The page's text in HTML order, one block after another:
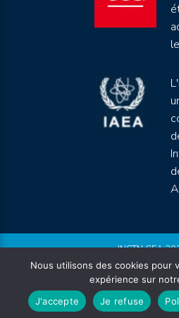
INSTN CEA
Politique de protection
Règlement intérieur
Site by
Nous utilisons des cookies pour
expérience sur
J'accepte
Je refuse